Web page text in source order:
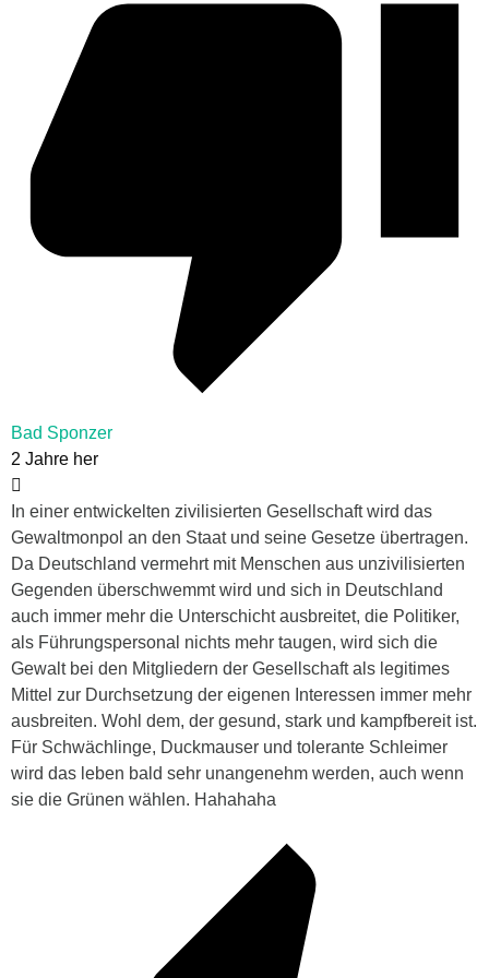
Bad Sponzer
2 Jahre her
In einer entwickelten zivilisierten Gesellschaft wird das
Gewaltmonpol an den Staat und seine Gesetze übertragen.
Da Deutschland vermehrt mit Menschen aus unzivilisierten
Gegenden überschwemmt wird und sich in Deutschland
auch immer mehr die Unterschicht ausbreitet, die Politiker,
als Führungspersonal nichts mehr taugen, wird sich die
Gewalt bei den Mitgliedern der Gesellschaft als legitimes
Mittel zur Durchsetzung der eigenen Interessen immer mehr
ausbreiten. Wohl dem, der gesund, stark und kampfbereit ist.
Für Schwächlinge, Duckmauser und tolerante Schleimer
wird das leben bald sehr unangenehm werden, auch wenn
sie die Grünen wählen. Hahahaha